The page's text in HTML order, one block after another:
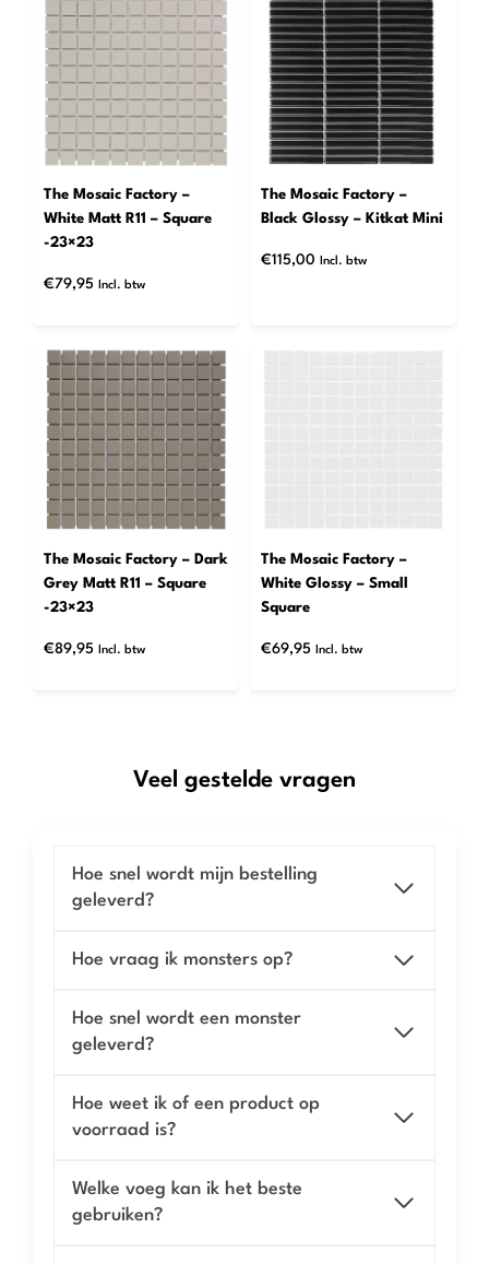
The Mosaic Factory –
White Matt R11 – Square
-23×23
€79,95 Incl. btw
The Mosaic Factory –
Black Glossy – Kitkat Mini
€115,00 Incl. btw
The Mosaic Factory – Dark
Grey Matt R11 – Square
-23×23
€89,95 Incl. btw
The Mosaic Factory –
White Glossy – Small
Square
€69,95 Incl. btw
Veel gestelde vragen
Hoe snel wordt mijn bestelling
geleverd?
Hoe vraag ik monsters op?
Hoe snel wordt een monster
geleverd?
Hoe weet ik of een product op
voorraad is?
Welke voeg kan ik het beste
gebruiken?